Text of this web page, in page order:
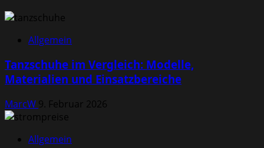
Allgemein
Tanzschuhe im Vergleich: Modelle,
Materialien und Einsatzbereiche
MarcW 9. Februar 2026
Allgemein